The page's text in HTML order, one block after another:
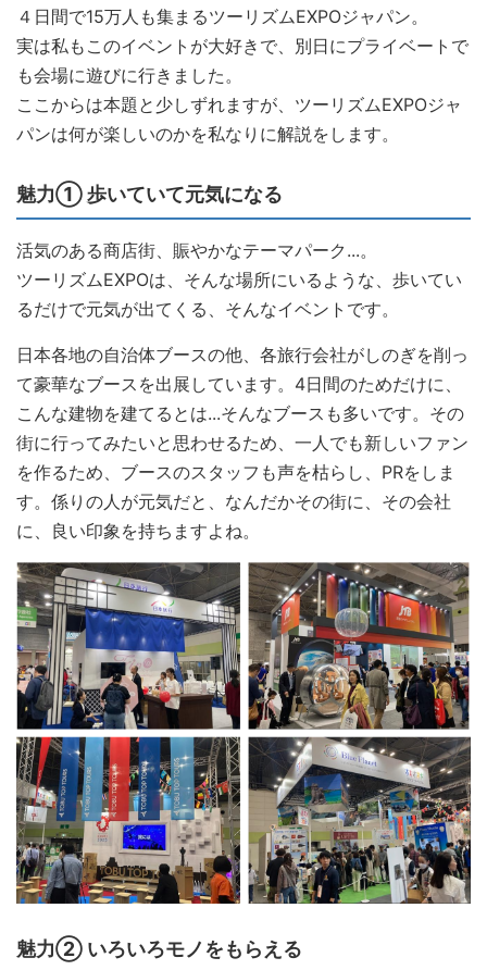
４日間で15万人も集まるツーリズムEXPOジャパン。
実は私もこのイベントが大好きで、別日にプライベートで
も会場に遊びに行きました。
ここからは本題と少しずれますが、ツーリズムEXPOジャ
パンは何が楽しいのかを私なりに解説をします。
魅力① 歩いていて元気になる
活気のある商店街、賑やかなテーマパーク...。
ツーリズムEXPOは、そんな場所にいるような、歩いてい
るだけで元気が出てくる、そんなイベントです。
日本各地の自治体ブースの他、各旅行会社がしのぎを削っ
て豪華なブースを出展しています。4日間のためだけに、
こんな建物を建てるとは...そんなブースも多いです。 その
街に行ってみたいと思わせるため、一人でも新しいファン
を作るため、ブースのスタッフも声を枯らし、PRをしま
す。係りの人が元気だと、なんだかその街に、その会社
に、良い印象を持ちますよね。
魅力② いろいろモノをもらえる